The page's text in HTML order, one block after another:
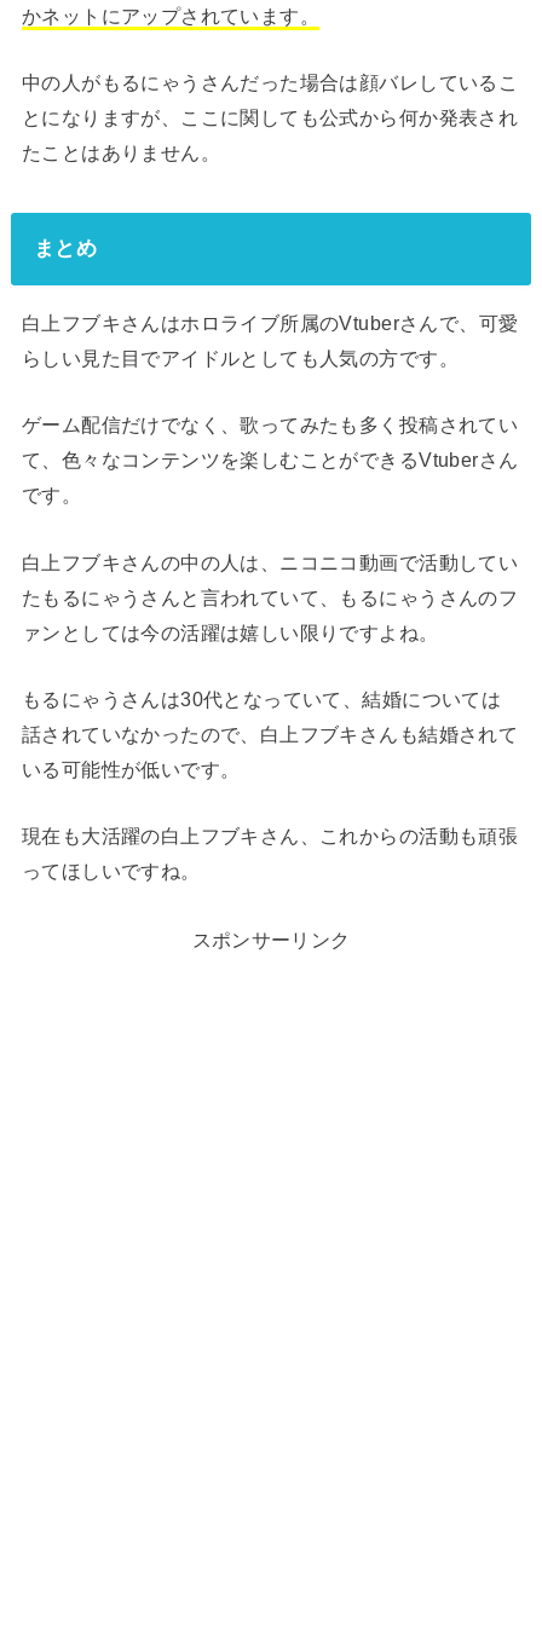
かネットにアップされています。
中の人がもるにゃうさんだった場合は顔バレしているこ
とになりますが、ここに関しても公式から何か発表され
たことはありません。
まとめ
白上フブキさんはホロライブ所属のVtuberさんで、可愛
らしい見た目でアイドルとしても人気の方です。
ゲーム配信だけでなく、歌ってみたも多く投稿されてい
て、色々なコンテンツを楽しむことができるVtuberさん
です。
白上フブキさんの中の人は、ニコニコ動画で活動してい
たもるにゃうさんと言われていて、もるにゃうさんのフ
ァンとしては今の活躍は嬉しい限りですよね。
もるにゃうさんは30代となっていて、結婚については
話されていなかったので、白上フブキさんも結婚されて
いる可能性が低いです。
現在も大活躍の白上フブキさん、これからの活動も頑張
ってほしいですね。
スポンサーリンク